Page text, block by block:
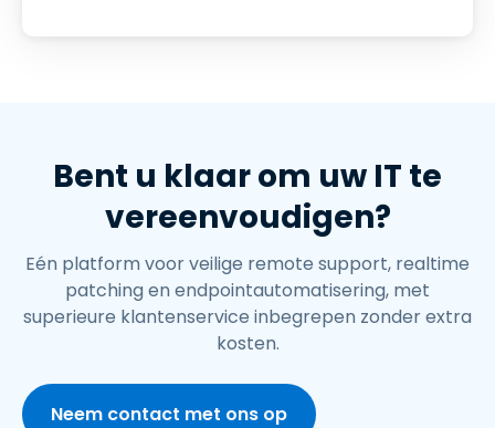
Bent u klaar om uw IT te
vereenvoudigen?
Eén platform voor veilige remote support, realtime
patching en endpointautomatisering, met
superieure klantenservice inbegrepen zonder extra
kosten.
Neem contact met ons op